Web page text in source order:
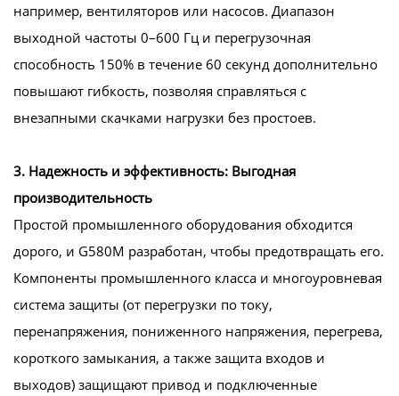
например, вентиляторов или насосов. Диапазон
выходной частоты 0–600 Гц и перегрузочная
способность 150% в течение 60 секунд дополнительно
повышают гибкость, позволяя справляться с
внезапными скачками нагрузки без простоев.
3. Надежность и эффективность: Выгодная
производительность
Простой промышленного оборудования обходится
дорого, и G580M разработан, чтобы предотвращать его.
Компоненты промышленного класса и многоуровневая
система защиты (от перегрузки по току,
перенапряжения, пониженного напряжения, перегрева,
короткого замыкания, а также защита входов и
выходов) защищают привод и подключенные